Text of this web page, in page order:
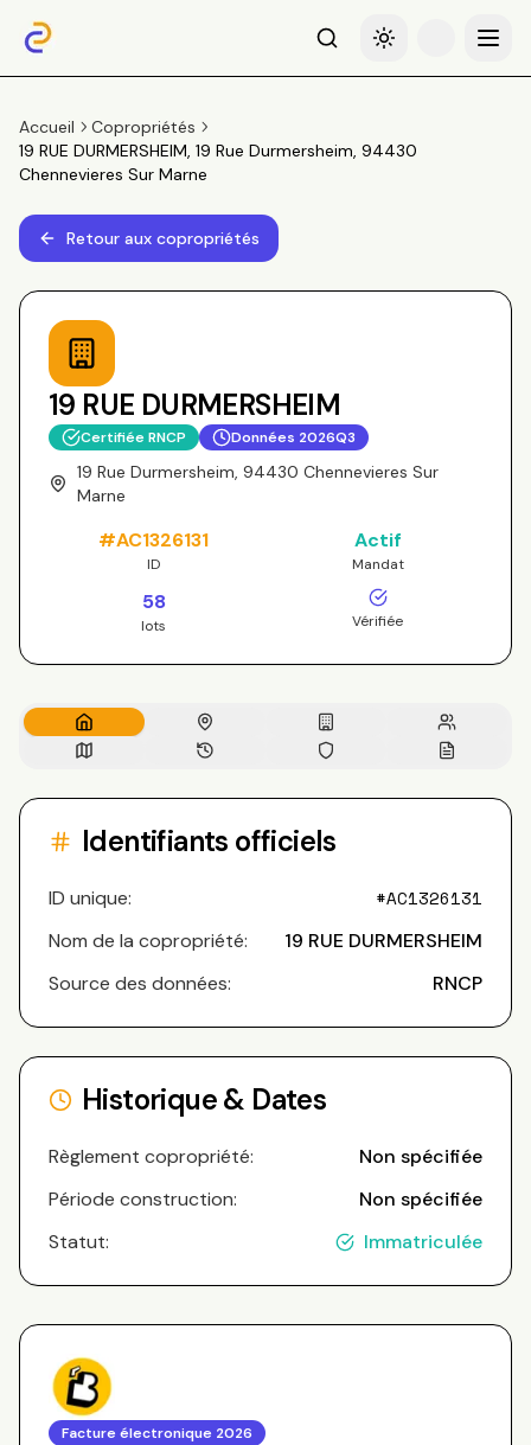
RechercheBasculer le thème
Menu
Accueil
Copropriétés
19 RUE DURMERSHEIM, 19 Rue Durmersheim, 94430
Chennevieres Sur Marne
Retour aux copropriétés
19 RUE DURMERSHEIM
Certifiée RNCP Données 2026Q3
19 Rue Durmersheim, 94430 Chennevieres Sur
Marne
#AC1326131
ID
Actif
Mandat
58
lots Vérifiée
Identifiants officiels
ID unique: #AC1326131
Nom de la copropriété:
19 RUE DURMERSHEIM
Source des données:
RNCP
Historique & Dates
Règlement copropriété:
Non spécifiée
Période construction:
Non spécifiée
Statut:
Immatriculée
Facture électronique 2026